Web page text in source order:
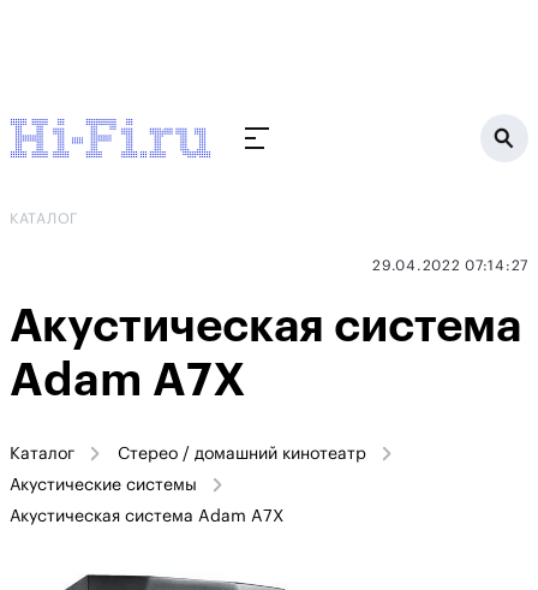
КАТАЛОГ
29.04.2022 07:14:27
Акустическая система
Adam A7X
Каталог
Стерео / домашний кинотеатр
Акустические системы
Акустическая система Adam A7X